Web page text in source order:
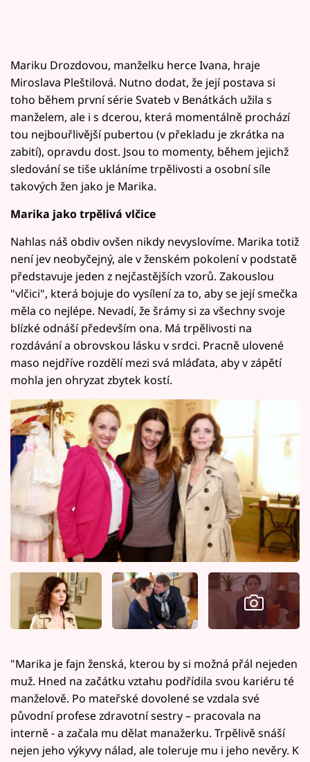
Mariku Drozdovou, manželku herce Ivana, hraje
Miroslava Pleštilová. Nutno dodat, že její postava si
toho během první série Svateb v Benátkách užila s
manželem, ale i s dcerou, která momentálně prochází
tou nejbouřlivější pubertou (v překladu je zkrátka na
zabití), opravdu dost. Jsou to momenty, během jejichž
sledování se tiše ukláníme trpělivosti a osobní síle
takových žen jako je Marika.
Marika jako trpělivá vlčice
Nahlas náš obdiv ovšen nikdy nevyslovíme. Marika totiž
není jev neobyčejný, ale v ženském pokolení v podstatě
představuje jeden z nejčastějších vzorů. Zakouslou
"vlčici", která bojuje do vysílení za to, aby se její smečka
měla co nejlépe. Nevadí, že šrámy si za všechny svoje
blízké odnáší především ona. Má trpělivosti na
rozdávání a obrovskou lásku v srdci. Pracně ulovené
maso nejdříve rozdělí mezi svá mláďata, aby v zápětí
mohla jen ohryzat zbytek kostí.
"Marika je fajn ženská, kterou by si možná přál nejeden
muž. Hned na začátku vztahu podřídila svou kariéru té
manželově. Po mateřské dovolené se vzdala své
původní profese zdravotní sestry – pracovala na
interně - a začala mu dělat manažerku. Trpělivě snáší
nejen jeho výkyvy nálad, ale toleruje mu i jeho nevěry. K